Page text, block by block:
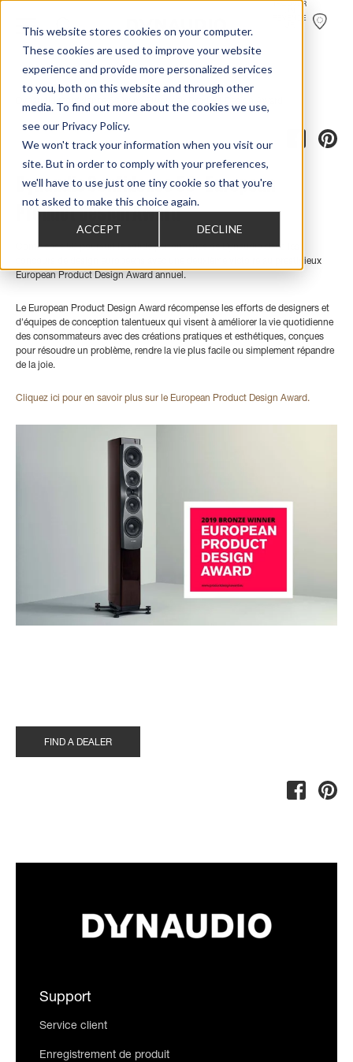
This website stores cookies on your computer.
These cookies are used to improve your website
experience and provide more personalized services
to you, both on this website and through other
media. To find out more about the cookies we use,
see our Privacy Policy.
We won't track your information when you visit our
site. But in order to comply with your preferences,
we'll have to use just one tiny cookie so that you're
not asked to make this choice again.
ACCEPT DECLINE
TROUVER
REVENDE
Home > Review Overview > Confidence > Confidence 50
Dynaudio Confidence 50 Wins European Product Design Award
Dynaudio Confidence 50 - European
Product Design Award
Confidence 50 poursuit la solide performance de Dynaudio dans les
concours de design européens avec une deuxième victoire au prestigieux
European Product Design Award annuel.
Le European Product Design Award récompense les efforts de designers et
d'équipes de conception talentueux qui visent à améliorer la vie quotidienne
des consommateurs avec des créations pratiques et esthétiques, conçues
pour résoudre un problème, rendre la vie plus facile ou simplement répandre
de la joie.
Cliquez ici pour en savoir plus sur le European Product Design Award.
FIND A DEALER
Support
Service client
Enregistrement de produit